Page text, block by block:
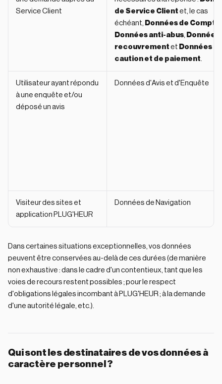
Service Client
de Service Client et, le cas
échéant, Données de Compte
Données anti-abus, Données
recouvrement et Données
caution et de paiement.
Utilisateur ayant répondu
à une enquête et/ou
déposé un avis
Données d'Avis et d'Enquête
Visiteur des sites et
application PLUG'HEUR
Données de Navigation
Dans certaines situations exceptionnelles, vos données
peuvent être conservées au-delà de ces durées (de manière
non exhaustive : dans le cadre d'un contentieux, tant que les
voies de recours restent possibles ; pour le respect
d'obligations légales incombant à PLUG'HEUR ; à la demande
d'une autorité légale, etc.).
Qui sont les destinataires de vos données à
caractère personnel ?